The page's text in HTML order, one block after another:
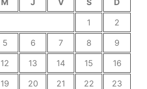
M J V S
D
1
2
5 6 7 8
9
12 13 14 15
16
19 20 21 22
23